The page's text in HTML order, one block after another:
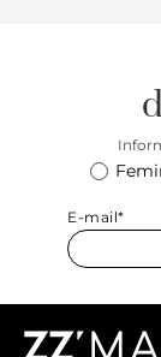
E-mail*